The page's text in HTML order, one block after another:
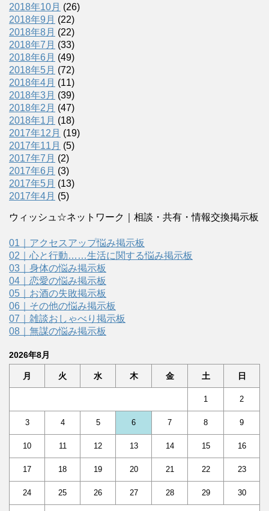
2018年10月 (26)
2018年9月 (22)
2018年8月 (22)
2018年7月 (33)
2018年6月 (49)
2018年5月 (72)
2018年4月 (11)
2018年3月 (39)
2018年2月 (47)
2018年1月 (18)
2017年12月 (19)
2017年11月 (5)
2017年7月 (2)
2017年6月 (3)
2017年5月 (13)
2017年4月 (5)
ウィッシュ☆ネットワーク｜相談・共有・情報交換掲示板
01｜アクセスアップ悩み掲示板
02｜心と行動……生活に関する悩み掲示板
03｜身体の悩み掲示板
04｜恋愛の悩み掲示板
05｜お酒の失敗掲示板
06｜その他の悩み掲示板
07｜雑談おしゃべり掲示板
08｜無謀の悩み掲示板
2026年8月
月 火 水 木 金 土 日
1 2
3 4 5 6 7 8 9
10 11 12 13 14 15 16
17 18 19 20 21 22 23
24 25 26 27 28 29 30